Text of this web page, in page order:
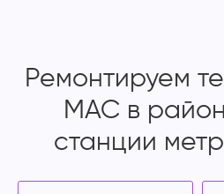
Ремонтируем
MAC в
станции